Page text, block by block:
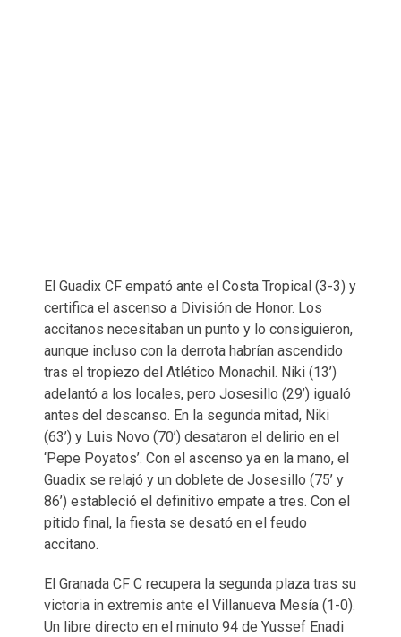
El Guadix CF empató ante el Costa Tropical (3-3) y
certifica el ascenso a División de Honor. Los
accitanos necesitaban un punto y lo consiguieron,
aunque incluso con la derrota habrían ascendido
tras el tropiezo del Atlético Monachil. Niki (13’)
adelantó a los locales, pero Josesillo (29’) igualó
antes del descanso. En la segunda mitad, Niki
(63’) y Luis Novo (70’) desataron el delirio en el
‘Pepe Poyatos’. Con el ascenso ya en la mano, el
Guadix se relajó y un doblete de Josesillo (75’ y
86’) estableció el definitivo empate a tres. Con el
pitido final, la fiesta se desató en el feudo
accitano.
El Granada CF C recupera la segunda plaza tras su
victoria in extremis ante el Villanueva Mesía (1-0).
Un libre directo en el minuto 94 de Yussef Enadi